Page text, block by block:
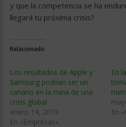
y que la competencia se ha
llegará tu próxima crisis?
Relacionado
Los resultados de Apple y
Samsung podrían ser un
canario en la mina de una
crisis global
enero 14, 2019
En «Empresas»
En
En